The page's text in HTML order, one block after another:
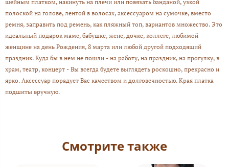
шейным платком, накинуть на плечи или повязать банданой, узкой
полоской на голове, лентой в волосах, аксессуаром на сумочке, вместо
ремня, заправить под ремень, как пляжный топ, вариантов множество. Это
идеальный подарок маме, бабушке, жене, дочке, коллеге, любимой
женщине на день Рождения, 8 марта или любой другой подходящий
праздник. Куда бы в нем не пошли - на работу, на праздник, на прогулку, в
храм, театр, концерт - Вы всегда будете выглядеть роскошно, прекрасно и
ярко. Аксессуар порадует Вас качеством и долговечностью. Края платка
подшиты вручную.
Смотрите также